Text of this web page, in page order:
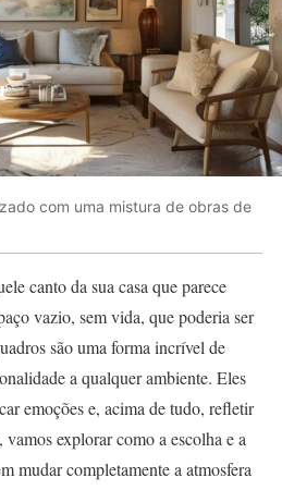
com uma mistura de obras de
canto da sua casa que parece
vazio, sem vida, que poderia ser
são uma forma incrível de
a qualquer ambiente. Eles
emoções e, acima de tudo, refletir
vamos explorar como a escolha e a
mudar completamente a atmosfera